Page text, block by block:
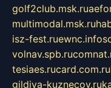
golf2club.msk.ru
multimodal.msk.ru
isz-fest.ruewnc.info
volnav.spb.ru
tesiaes.rucard.com.ru
gildiya-kuznecov.ru